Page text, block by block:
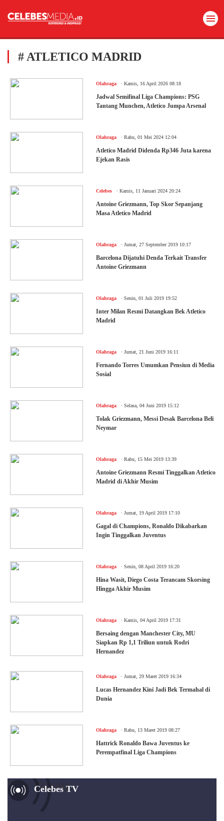
# ATLETICO MADRID
Olahraga Kamis, 16 April 2026 08:18
Jadwal Semifinal Liga Champions: PSG
Tantang Munchen, Atletico Jumpa Arsenal
Olahraga Rabu, 01 Mei 2024 12:04
Atletico Madrid Didenda Rp346 Juta karena
Ejekan Rasis
Celebes Kamis, 11 Januari 2024 20:24
Antoine Griezmann, Top Skor Sepanjang
Masa Atletico Madrid
Olahraga Jumat, 27 September 2019 10:17
Barcelona Dijatuhi Denda Terkait Transfer
Antoine Griezmann
Olahraga Senin, 01 Juli 2019 19:52
Inter Milan Resmi Datangkan Bek Atletico
Madrid
Olahraga Jumat, 21 Juni 2019 16:11
Fernando Torres Umumkan Pensiun di Media
Sosial
Olahraga Selasa, 04 Juni 2019 15:12
Tolak Griezmann, Messi Desak Barcelona Beli
Neymar
Olahraga Rabu, 15 Mei 2019 13:39
Antoine Griezmann Resmi Tinggalkan Atletico
Madrid di Akhir Musim
Olahraga Jumat, 19 April 2019 17:10
Gagal di Champions, Ronaldo Dikabarkan
Ingin Tinggalkan Juventus
Olahraga Senin, 08 April 2019 16:20
Hina Wasit, Diego Costa Terancam Skorsing
Hingga Akhir Musim
Olahraga Kamis, 04 April 2019 17:31
Bersaing dengan Manchester City, MU
Siapkan Rp 1,1 Triliun untuk Rodri
Hernandez
Olahraga Jumat, 29 Maret 2019 16:34
Lucas Hernandez Kini Jadi Bek Termahal di
Dunia
Olahraga Rabu, 13 Maret 2019 08:27
Hattrick Ronaldo Bawa Juventus ke
Perempatfinal Liga Champions
Celebes TV
Now Playing